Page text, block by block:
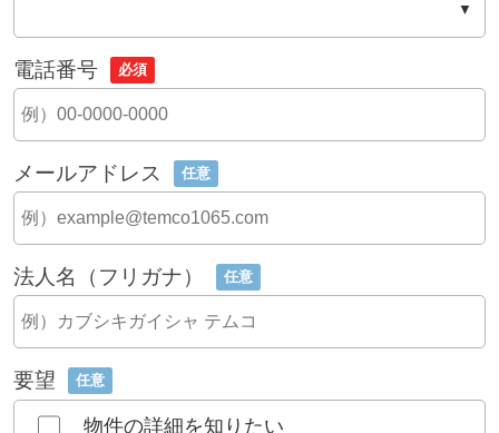
電話番号 必須
メールアドレス 任意
法人名（フリガナ） 任意
要望 任意
物件の詳細を知りたい